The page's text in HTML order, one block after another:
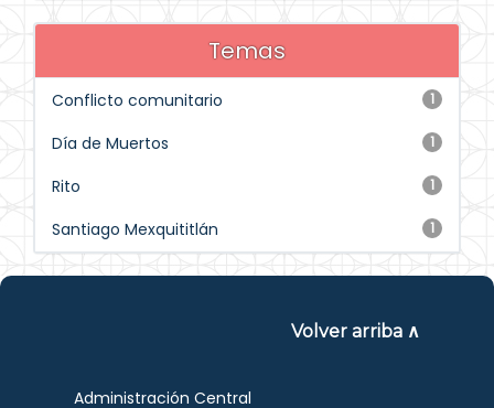
Temas
1
Conflicto comunitario
1
Día de Muertos
1
Rito
1
Santiago Mexquititlán
Volver arriba ∧
Administración Central